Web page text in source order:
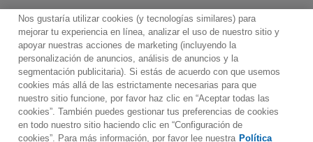
Contacto Boletin informativo
Términos de Uso
Política de Privacidad
Mapa web
Política de cookies
Ajustes de Cookies
Nos gustaría utilizar cookies (y tecnologías similares) para
mejorar tu experiencia en línea, analizar el uso de nuestro sitio y
apoyar nuestras acciones de marketing (incluyendo la
personalización de anuncios, análisis de anuncios y la
segmentación publicitaria). Si estás de acuerdo con que usemos
cookies más allá de las estrictamente necesarias para que
nuestro sitio funcione, por favor haz clic en “Aceptar todas las
cookies”. También puedes gestionar tus preferencias de cookies
en todo nuestro sitio haciendo clic en “Configuración de
cookies”. Para más información, por favor lee nuestra Política